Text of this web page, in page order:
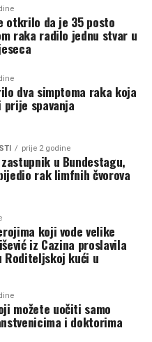
otkrilo da je 35 posto
raka radilo jednu stvar u
dva simptoma raka koja
spavanja
prije 2 godine
u Bundestagu,
rak limfnih čvorova
koji vode velike
iz Cazina proslavila
Roditeljskoj kući u
možete uočiti samo
i doktorima